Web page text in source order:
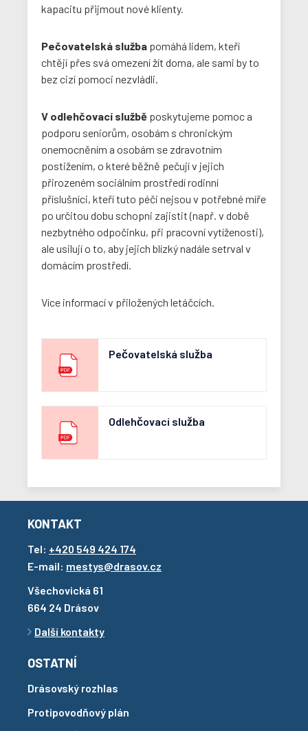
kapacitu přijmout nové klienty.
Pečovatelská služba pomáhá lidem, kteří
chtějí přes svá omezení žít doma, ale sami by to
bez cizí pomoci nezvládli.
V odlehčovací službě poskytujeme pomoc a
podporu seniorům, osobám s chronickým
onemocněním a osobám se zdravotním
postižením, o které běžně pečují v jejich
přirozeném sociálním prostředí rodinní
příslušníci, kteří tuto péči nejsou v potřebné míře
po určitou dobu schopni zajistit (např. v době
nezbytného odpočinku, při pracovní vytíženosti),
ale usilují o to, aby jejich blízký nadále setrval v
domácím prostředí.
Více informací v přiložených letáčcích.
Pečovatelská služba
Odlehčovací služba
KONTAKT
Tel: +420 549 424 174
E-mail: mestys@drasov.cz
Všechovická 61
664 24 Drásov
Další kontakty
OSTATNÍ
Drásovský rozhlas
Protipovodňový plán